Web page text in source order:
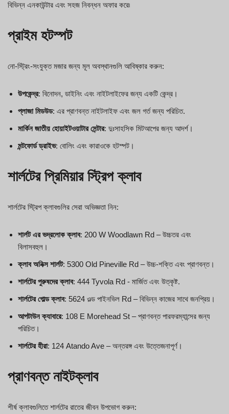
বিভিন্ন এনকাউন্টার এবং সহজ নিবন্ধন অফার করে৷
প্রাইম হটস্পট
নো-স্ট্রিং-সংযুক্ত মজার জন্য মূল অবস্থানগুলি আবিষ্কার করুন:
উপকেন্দ্র: বিনোদন, ডাইনিং এবং নাইটলাইফের জন্য একটি কেন্দ্র।
প্লাজা মিডউড: এর প্রাণবন্ত নাইটলাইফ এবং জল গর্ত জন্য পরিচিত.
মার্কিন জাতীয় হোয়াইটওয়াটার সেন্টার: দুঃসাহসিক মিটআপের জন্য আদর্শ।
মন্টফোর্ড ড্রাইভ: বোলিং এবং কারাওকে হটস্পট।
শার্লটের প্রিমিয়ার স্ট্রিপ ক্লাব
শার্লটের স্ট্রিপ ক্লাবগুলির সেরা অভিজ্ঞতা নিন:
শার্লট এর ভদ্রলোক ক্লাব: 200 W Woodlawn Rd – উচ্চতর এবং
বিলাসবহুল।
ক্লাব অনিক্স শার্লট: 5300 Old Pineville Rd – উচ্চ-শক্তি এবং প্রাণবন্ত।
শার্লটের পুরুষদের ক্লাব: 444 Tyvola Rd - মার্জিত এবং উত্কৃষ্ট.
শার্লটের গোল্ড ক্লাব: 5624 ওল্ড পাইনভিল Rd – বিভিন্ন কাজের সাথে জনপ্রিয়।
আপটাউন ক্যাবারে: 108 E Morehead St – প্রাণবন্ত পারফরম্যান্সের জন্য
পরিচিত।
শার্লটের হীরা: 124 Atando Ave – অন্তরঙ্গ এবং উত্তেজনাপূর্ণ।
প্রাণবন্ত নাইটক্লাব
শীর্ষ ক্লাবগুলিতে শার্লটের রাতের জীবন উপভোগ করুন: